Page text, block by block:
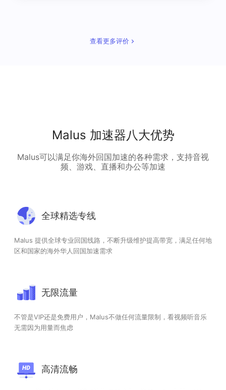
查看更多评价
Malus 加速器八大优势
Malus可以满足你海外回国加速的各种需求，支持音视
频、游戏、直播和办公等加速
全球精选专线
Malus 提供全球专业回国线路，不断升级维护提高带宽，满足任何地
区和国家的海外华人回国加速需求
无限流量
不管是VIP还是免费用户，Malus不做任何流量限制，看视频听音乐
无需因为用量而焦虑
高清流畅